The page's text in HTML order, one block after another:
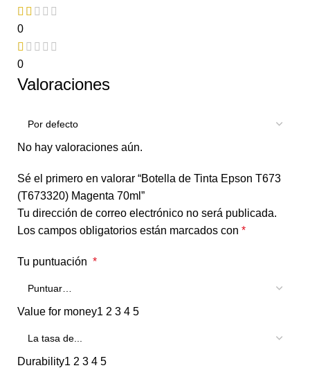
0
0
Valoraciones
No hay valoraciones aún.
Sé el primero en valorar “Botella de Tinta Epson T673
(T673320) Magenta 70ml”
Tu dirección de correo electrónico no será publicada.
Los campos obligatorios están marcados con *
Tu puntuación *
Value for money1 2 3 4 5
Durability1 2 3 4 5